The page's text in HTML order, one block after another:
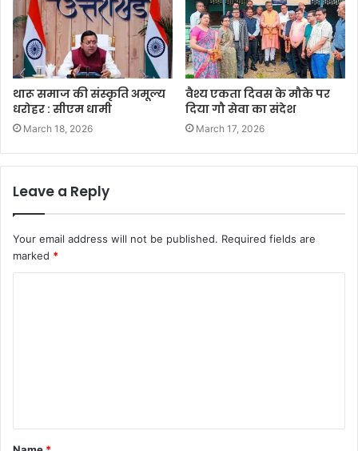
थारू समाज की संस्कृति अमूल्य
धरोहर : सीएम धामी
March 18, 2026
वैश्य एकता दिवस के मौके पर
दिया गौ सेवा का संदेश
March 17, 2026
Leave a Reply
Your email address will not be published. Required fields are
marked *
t